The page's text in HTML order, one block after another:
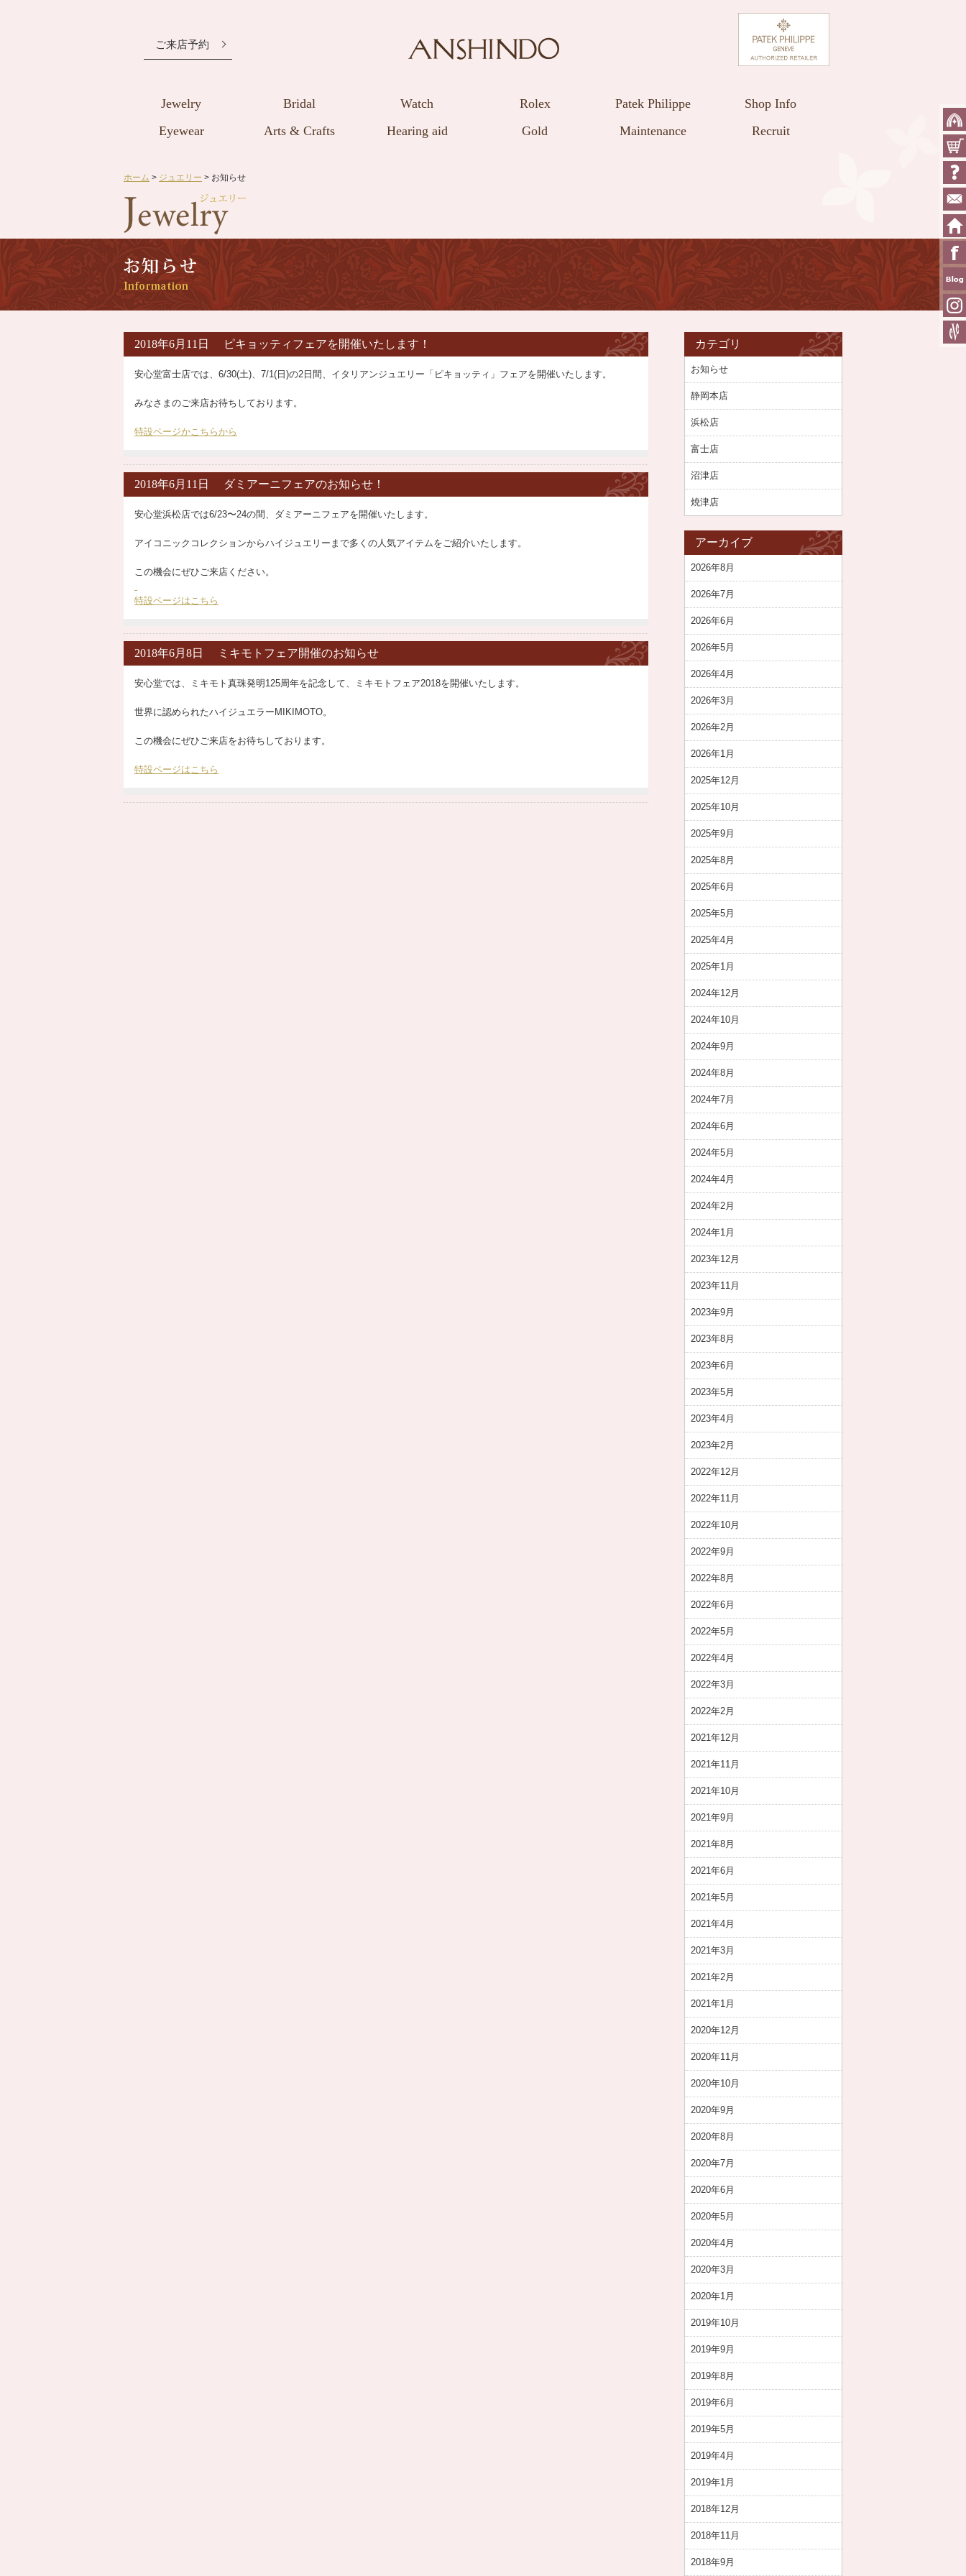
ご来店予約
Jewelry Bridal Watch Rolex Patek Philippe
Shop Info
Eyewear
Arts & Crafts Hearing aid Gold Maintenance Recruit
ホーム > ジュエリー > お知らせ
2018年6月11日 ピキョッティフェアを開催いたします！
安心堂富士店では、6/30(土)、7/1(日)の2日間、イタリアンジュエリー「ピキョッティ」フェアを開催いたします。
みなさまのご来店お待ちしております。
特設ページかこちらから
2018年6月11日 ダミアーニフェアのお知らせ！
安心堂浜松店では6/23〜24の間、ダミアーニフェアを開催いたします。
アイコニックコレクションからハイジュエリーまで多くの人気アイテムをご紹介いたします。
この機会にぜひご来店ください。
特設ページはこちら
2018年6月8日 ミキモトフェア開催のお知らせ
安心堂では、ミキモト真珠発明125周年を記念して、ミキモトフェア2018を開催いたします。
世界に認められたハイジュエラーMIKIMOTO。
この機会にぜひご来店をお待ちしております。
特設ページはこちら
カテゴリ
お知らせ
静岡本店
浜松店
富士店
沼津店
焼津店
アーカイブ
2026年8月
2026年7月
2026年6月
2026年5月
2026年4月
2026年3月
2026年2月
2026年1月
2025年12月
2025年10月
2025年9月
2025年8月
2025年6月
2025年5月
2025年4月
2025年1月
2024年12月
2024年10月
2024年9月
2024年8月
2024年7月
2024年6月
2024年5月
2024年4月
2024年2月
2024年1月
2023年12月
2023年11月
2023年9月
2023年8月
2023年6月
2023年5月
2023年4月
2023年2月
2022年12月
2022年11月
2022年10月
2022年9月
2022年8月
2022年6月
2022年5月
2022年4月
2022年3月
2022年2月
2021年12月
2021年11月
2021年10月
2021年9月
2021年8月
2021年6月
2021年5月
2021年4月
2021年3月
2021年2月
2021年1月
2020年12月
2020年11月
2020年10月
2020年9月
2020年8月
2020年7月
2020年6月
2020年5月
2020年4月
2020年3月
2020年1月
2019年10月
2019年9月
2019年8月
2019年6月
2019年5月
2019年4月
2019年1月
2018年12月
2018年11月
2018年9月